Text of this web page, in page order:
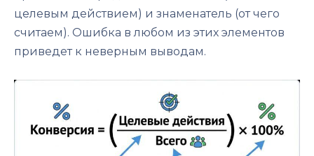
целевым действием) и знаменатель (от чего
считаем). Ошибка в любом из этих элементов
приведет к неверным выводам.